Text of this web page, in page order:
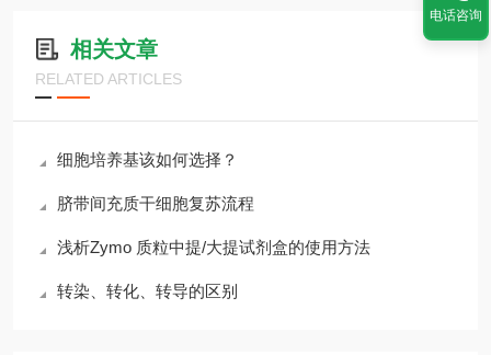
相关文章
RELATED ARTICLES
细胞培养基该如何选择？
脐带间充质干细胞复苏流程
浅析Zymo 质粒中提/大提试剂盒的使用方法
转染、转化、转导的区别
电话咨询